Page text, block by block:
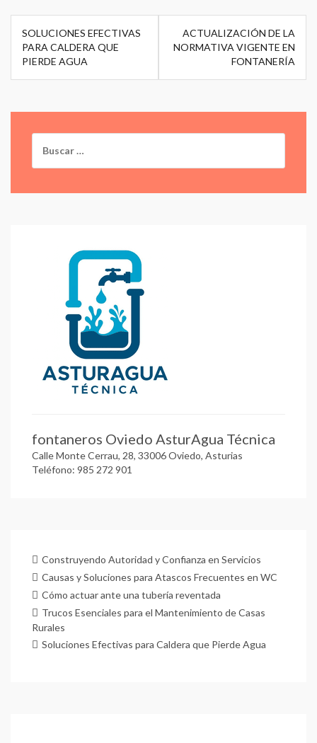
Navegación
de
entradas
SOLUCIONES EFECTIVAS
PARA CALDERA QUE
PIERDE AGUA
ACTUALIZACIÓN DE LA
NORMATIVA VIGENTE EN
FONTANERÍA
fontaneros Oviedo AsturAgua Técnica
Calle Monte Cerrau, 28, 33006 Oviedo, Asturias
Teléfono: 985 272 901
Construyendo Autoridad y Confianza en Servicios
Causas y Soluciones para Atascos Frecuentes en WC
Cómo actuar ante una tubería reventada
Trucos Esenciales para el Mantenimiento de Casas
Rurales
Soluciones Efectivas para Caldera que Pierde Agua